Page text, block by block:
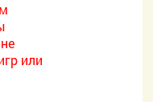
или